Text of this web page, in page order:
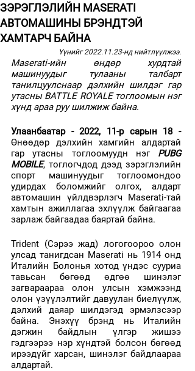
ЗЭРЭГЛЭЛИЙН MASERATI
АВТОМАШИНЫ БРЭНДТЭЙ
ХАМТАРЧ БАЙНА
Үүнийг 2022.11.23-нд нийтлүүлжээ.
Maserati-ийн өндөр хурдтай
машинуудыг тулааны талбарт
танилцуулснаар дэлхийн шилдэг гар
утасны BATTLE ROYALE тоглоомын нэг
хүнд араа руу шилжиж байна.
Улаанбаатар - 2022, 11-р сарын 18 -
Өнөөдөр дэлхийн хамгийн алдартай
гар утасны тоглоомуудн нэг PUBG
MOBILE, тоглогчдод дээд зэрэглэлийн
спорт машинуудыг тоглоомондоо
удирдах боломжийг олгох, алдарт
автомашин үйлдвэрлэгч Maserati-тай
хамтын ажиллагаа эхлүүлж байгаагаа
зарлаж байгаадаа баяртай байна.
Trident (Сэрээ жад) логогоороо олон
улсад танигдсан Maserati нь 1914 онд
Италийн Болонья хотод үндэс сууриа
тавьсан бөгөөд өдгөө шинэлэг
загвараараа олон улсын хэмжээнд
олон үзүүлэлтийг давуулан биелүүлж,
дэлхий даяар шилдэгэд эрмэлзсээр
байна. Энэхүү брэнд нь Италийн
дэгжин байдлын үлгэр жишээ
гэдгээрээ нэр хүндтэй болсон бөгөөд
ирээдүйг харсан, шинэлэг байдлаараа
алдартай.